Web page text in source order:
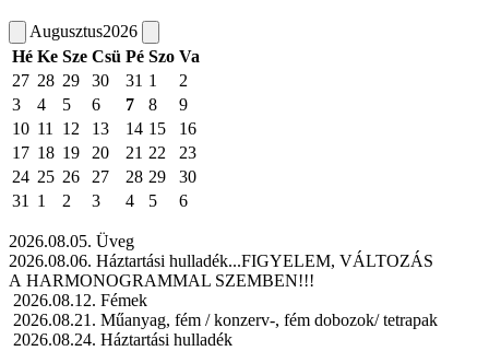
Augusztus2026
Hé Ke Sze Csü Pé Szo Va
27 28 29 30 31 1
2
3
4 5 6 7 8
9
10 11 12 13 14 15
16
17 18 19 20 21 22
23
24 25 26 27 28 29
30
31
1 2 3 4 5 6
2026.08.05. Üveg
2026.08.06. Háztartási hulladék...FIGYELEM, VÁLTOZÁS
A HARMONOGRAMMAL SZEMBEN!!!
2026.08.12. Fémek
2026.08.21. Műanyag, fém / konzerv-, fém dobozok/ tetrapak
2026.08.24. Háztartási hulladék